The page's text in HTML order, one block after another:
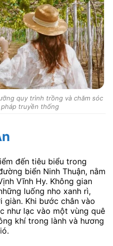
quy trình trồng và chăm sóc
truyền thống
đến tiêu biểu trong
biển Ninh Thuận, nằm
Vĩnh Hy. Không gian
luống nho xanh rì,
Khi bước chân vào
như lạc vào một vùng quê
khí trong lành và hương